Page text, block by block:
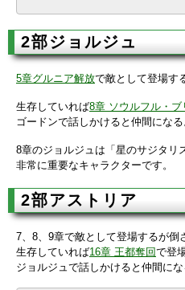
2部ジョルジュ
5章グルニア解放で敵として登場す
生存していれば8章 ソウルフル・ブ
ゴードンで話しかけると仲間になる
8章のジョルジュは「星のサジタリ
非常に重要なキャラクターです。
2部アストリア
7、8、9章で敵として登場するが倒
生存していれば16章 王都奪回で登
ジョルジュで話しかけると仲間にな